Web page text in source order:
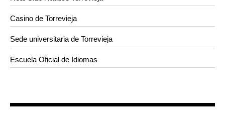
Casino de Torrevieja
Sede universitaria de Torrevieja
Escuela Oficial de Idiomas